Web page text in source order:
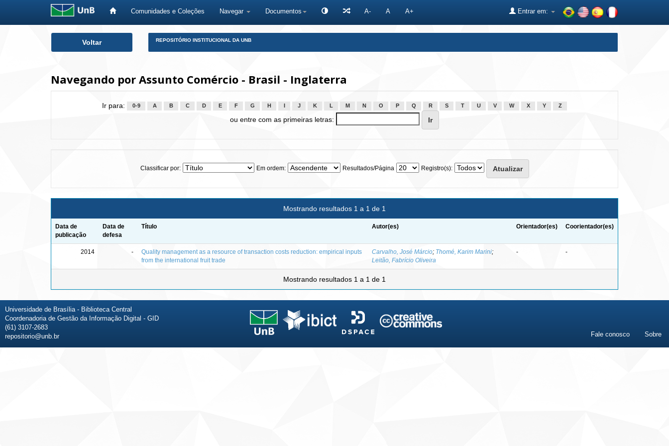
Comunidades e Coleções Navegar Documentos A- A A+ Entrar em:
Voltar REPOSITÓRIO INSTITUCIONAL DA UNB
Navegando por Assunto Comércio - Brasil - Inglaterra
Ir para: 0-9 A B C D E F G H J K L M N O P Q R S T U V W X Y Z
ou entre com as primeiras letras:
Classificar por: Em ordem: Resultados/Página Registro(s):
Mostrando resultados 1 a 1 de 1
Data de
publicação
Data de
defesa
Título Autor(es) Orientador(es) Coorientador(es)
2014 -
Quality management as a resource of transaction costs reduction: empirical inputs
from the international fruit trade
Carvalho, José Márcio; Thomé, Karim Marini;
Leitão, Fabrício Oliveira
- -
Mostrando resultados 1 a 1 de 1
Universidade de Brasília - Biblioteca Central
Coordenadoria de Gestão da Informação Digital - GID
(61) 3107-2683
repositorio@unb.br
Fale conosco Sobre